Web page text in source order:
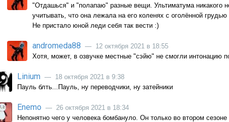
"Отдашься" и "полапаю" разные вещи. Ультиматума никакого
учитывать, что она лежала на его коленях с оголённой
Не пристало юной леди себя так вести :)
andromeda88 — 12 октября 2021 в 18:55
Хотя, может, в озвучке местные "сэйю" не смогли интонацию
Linium — 18 октября 2021 в 9:38
Пауль блть...Пауль, ну переводчики, ну затейники
Enemo — 26 октября 2021 в 18:34
Непонятно чего у человека бомбануло. Он только во втором